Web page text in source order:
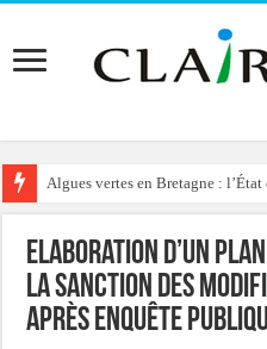
Algues vertes en Bretagne :
Reconstruction de chalets
Elaboration d’un
la sanction des
après enquête